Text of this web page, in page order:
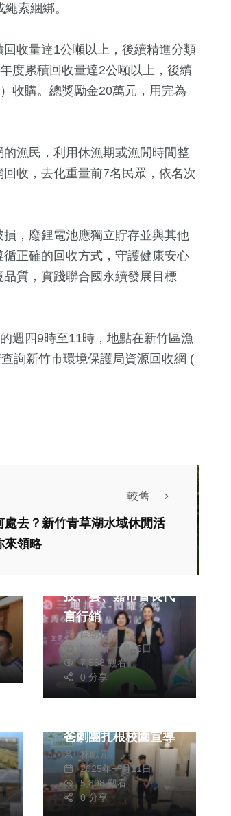
索綑綁。
收量達1公噸以上，後續精進分類
度累積回收量達2公噸以上，後續
收購。總獎勵金20萬元，用完為
漁民，利用休漁期或漁閒時間整
收，去化重量前7名民眾，依名次
，廢鋰電池應獨立貯存並與其他
正確的回收方式，守護健康安心
質，實踐聯合國永續發展目標
週四9時至11時，地點在新竹區漁
詢新竹市環境保護局資源回收網 (
較舊
處去？新竹青草湖水域休閒活
來領略
熱門 社會
投、雲、嘉市首長代
言行銷
陳朝枝
2024年十月16日
7,558 觀看
0 分享
社會
藝文
「戲」說道路安全！
爸劇團扎根校園宣導
林獻元
2025年一月11日
5,808 觀看
0 分享